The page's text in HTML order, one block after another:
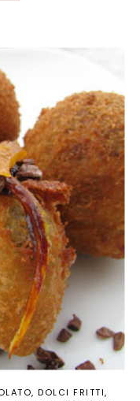
DOLCI FRITTI